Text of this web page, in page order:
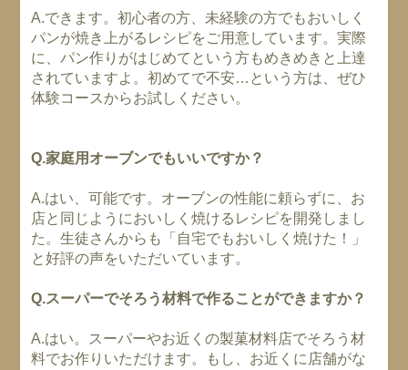
A.できます。初心者の方、未経験の方でもおいしく
パンが焼き上がるレシピをご用意しています。実際
に、パン作りがはじめてという方もめきめきと上達
されていますよ。初めてで不安…という方は、ぜひ
体験コースからお試しください。
Q.家庭用オーブンでもいいですか？
A.はい、可能です。オーブンの性能に頼らずに、お
店と同じようにおいしく焼けるレシピを開発しまし
た。生徒さんからも「自宅でもおいしく焼けた！」
と好評の声をいただいています。
Q.スーパーでそろう材料で作ることができますか？
A.はい。スーパーやお近くの製菓材料店でそろう材
料でお作りいただけます。もし、お近くに店舗がな